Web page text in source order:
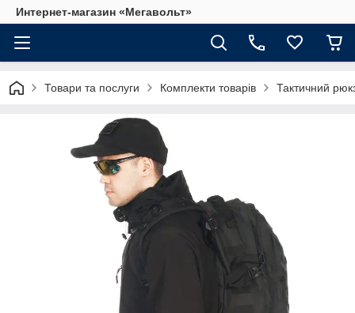
Интернет-магазин «Мегавольт»
Товари та послуги Комплекти товарів Тактичний